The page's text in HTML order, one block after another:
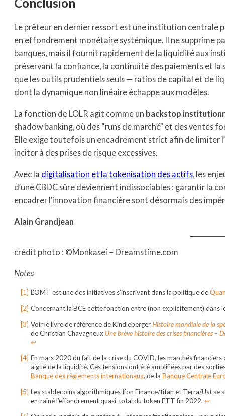
Le prêteur en dernier ressort est une institution centrale
en effondrement monétaire systémique. Il ne supprime
banques, mais il fournit rapidement de la liquidité aux
préservant la confiance, la continuité des paiements et
que les outils prudentiels seuls — ratios de capital et de
dont la dynamique non linéaire échappe aux modèles.
La fonction de LOLR agit comme un backstop
shadow banking, où des “runs de marché” et des ventes
Elle exige toutefois un encadrement strict afin de limiter
inciter à des prises de risque excessives.
Avec la digitalisation et la tokenisation des actifs , les
d’une CBDC sûre deviennent indissociables : garantir la
encadrer l’innovation financière sont désormais des
Alain Grandjean
crédit photo : ©Monkasei – Dreamstime.com
Notes
L’OMT est une des initiatives s’inscrivant dans la politique de
Concernant la BCE cette fonction entre (non explicitement)
Voir le livre de référence de KindlebergerHistoire mondiale de la
de Christian Chavagneux Une brève histoire des crises financières –
↩︎
En mars 2020 du fait de la crise du COVID, les marchés
aiguë de la liquidité. Ces tensions ont été amplifiées par des
Banque des règlements internationaux, de la Banque Centrale
Les stablecoins algorithmiques Ifon Finance/titan et Terra/Ust se
entraîné l’effondrement quasi-total du token FTT fin 2022. ↩︎